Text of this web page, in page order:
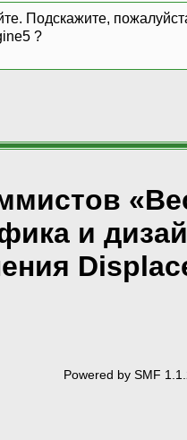
Подскажите,
?
и
Powered by SMF